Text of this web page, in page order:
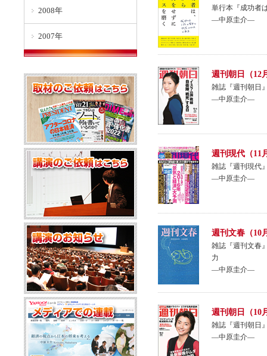
単行本『成功者
―中原圭介―
週刊朝日（12
雑誌『週刊朝日
―中原圭介―
週刊現代（11
雑誌『週刊現代
―中原圭介―
週刊文春（10
雑誌『週刊文春
力
―中原圭介―
週刊朝日（10
雑誌『週刊朝日
―中原圭介―
2008年
2007年